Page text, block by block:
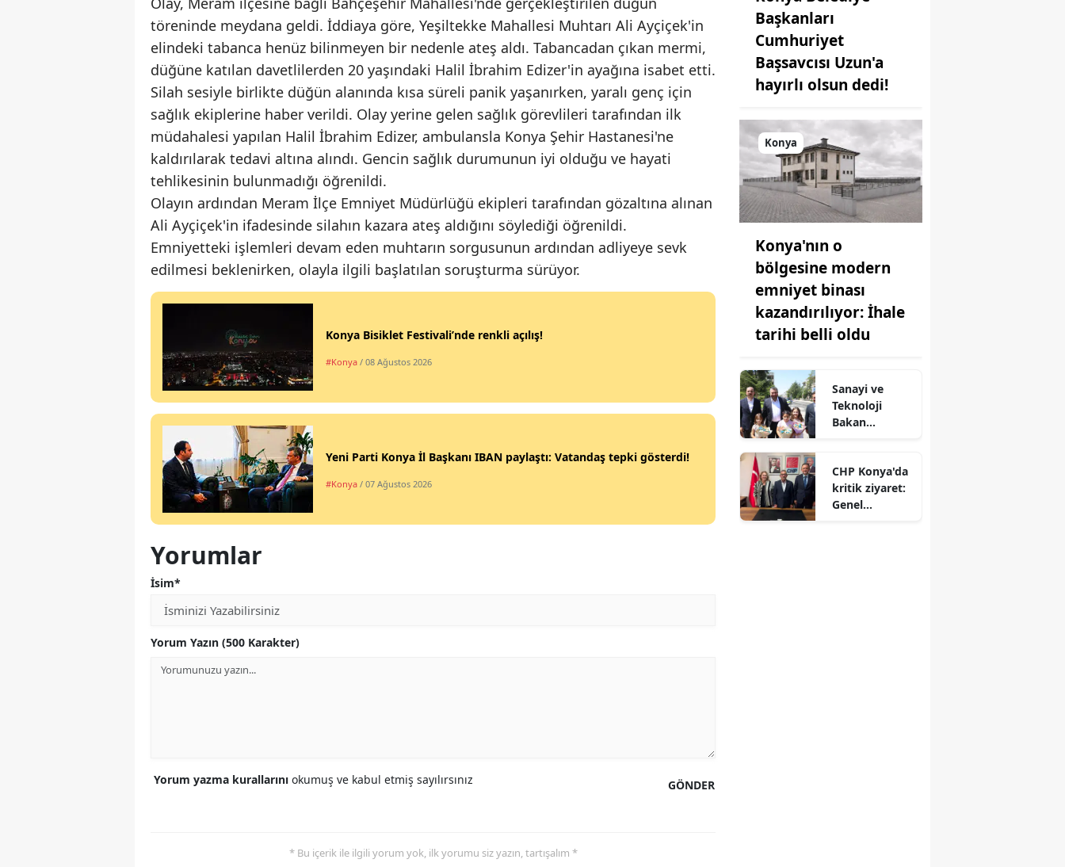
Giresun
Gümüşhane
Hatay
Isparta
İstanbul
İzmir
Kars
Kırşehir
Sakarya
töreninde meydana geldi. İddiaya göre, Yeşiltekke Mahallesi Muhtarı Ali Ayçiçek'in
elindeki tabanca henüz bilinmeyen bir nedenle ateş aldı. Tabancadan çıkan mermi,
düğüne katılan davetlilerden 20 yaşındaki Halil İbrahim Edizer'in ayağına isabet etti.
Silah sesiyle birlikte düğün alanında kısa süreli panik yaşanırken, yaralı genç için
sağlık ekiplerine haber verildi. Olay yerine gelen sağlık görevlileri tarafından ilk
müdahalesi yapılan Halil İbrahim Edizer, ambulansla Konya Şehir Hastanesi'ne
kaldırılarak tedavi altına alındı. Gencin sağlık durumunun iyi olduğu ve hayati
tehlikesinin bulunmadığı öğrenildi.
Olayın ardından Meram İlçe Emniyet Müdürlüğü ekipleri tarafından gözaltına alınan
Ali Ayçiçek'in ifadesinde silahın kazara ateş aldığını söylediği öğrenildi.
Emniyetteki işlemleri devam eden muhtarın sorgusunun ardından adliyeye sevk
edilmesi beklenirken, olayla ilgili başlatılan soruşturma sürüyor.
Konya Bisiklet Festivali’nde renkli açılış!
#Konya / 08 Ağustos 2026
Yeni Parti Konya İl Başkanı IBAN paylaştı: Vatandaş tepki gösterdi!
#Konya / 07 Ağustos 2026
Yorumlar
İsim*
Yorum Yazın (500 Karakter)
GÖNDER
Yorum yazma kurallarını okumuş ve kabul etmiş sayılırsınız
* Bu içerik ile ilgili yorum yok, ilk yorumu siz yazın, tartışalım *
Başkanları
Cumhuriyet
Başsavcısı Uzun'a
hayırlı olsun dedi!
Konya
Konya'nın o
bölgesine modern
emniyet binası
kazandırılıyor: İhale
tarihi belli oldu
Sanayi ve
Teknoloji
Bakan
İnan Ilgın'da!
CHP Konya'da
kritik ziyaret:
Genel